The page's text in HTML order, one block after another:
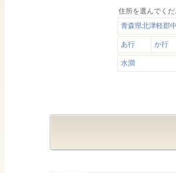
住所を選んでく
青森県北津軽郡
あ行 か行
水澗